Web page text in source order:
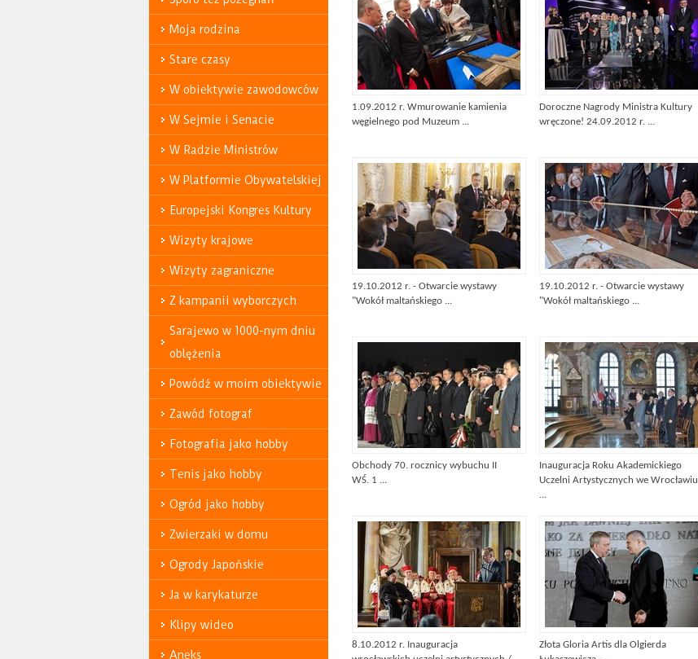
Moja rodzina
Stare czasy
W obiektywie zawodowców
W Sejmie i Senacie
W Radzie Ministrów
W Platformie Obywatelskiej
Europejski Kongres Kultury
Wizyty krajowe
Wizyty zagraniczne
Z kampanii wyborczych
Sarajewo w 1000-nym dniu
oblężenia
Powódź w moim obiektywie
Zawód fotograf
Fotografia jako hobby
Tenis jako hobby
Ogród jako hobby
Zwierzaki w domu
Ogrody Japońskie
Ja w karykaturze
Klipy wideo
Aneks
1.09.2012 r. Wmurowanie kamienia
węgielnego pod Muzeum ...
Doroczne Nagrody Ministra Kultury
wręczone! 24.09.2012 r. ...
19.10.2012 r. - Otwarcie wystawy
"Wokół maltańskiego ...
19.10.2012 r. - Otwarcie wystawy
"Wokół maltańskiego ...
Obchody 70. rocznicy wybuchu II
WŚ. 1 ...
Inauguracja Roku Akademickiego
Uczelni Artystycznych we Wrocławiu
...
8.10.2012 r. Inauguracja
Złota Gloria Artis dla Olgierda